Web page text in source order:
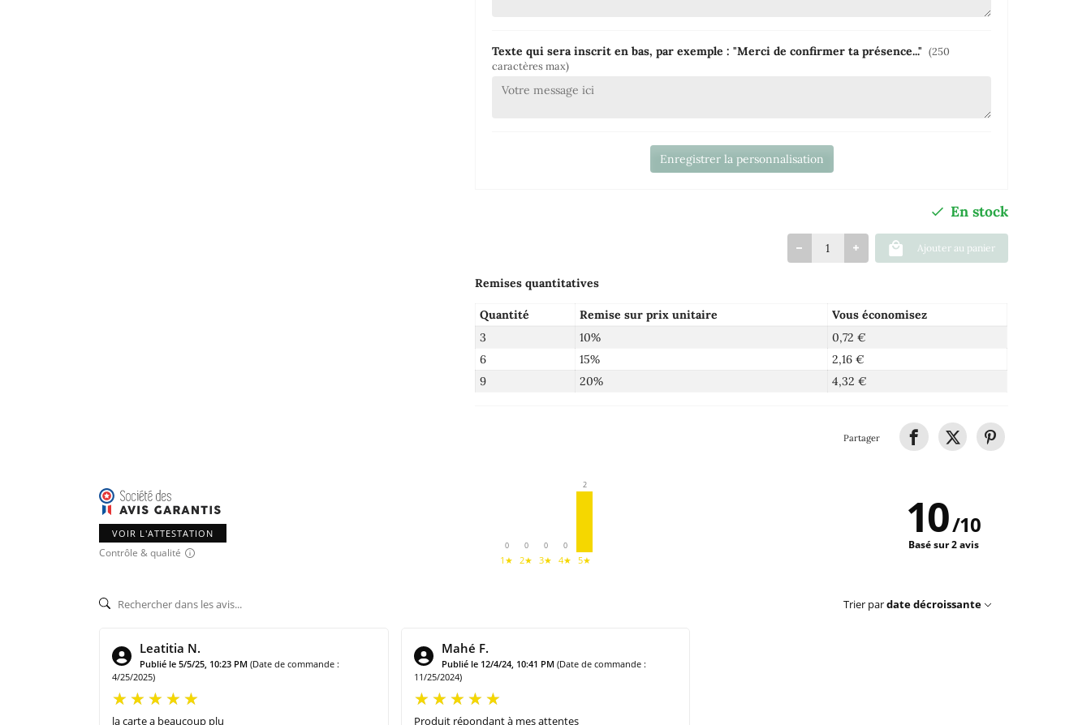
Texte qui sera inscrit en bas, par exemple : "Merci de confirmer ta présence..." (250
caractères max)
Enregistrer la personnalisation
En stock
Ajouter au panier
Remises quantitatives
Quantité Remise sur prix unitaire
Vous économisez
3
10%
0,72 €
6
15%
2,16 €
9
20% 4,32 €
Partager
VOIR L'ATTESTATION
Contrôle & qualité
0
1★
0
2★
0
3★
0
4★
2
5★
10/10
Basé sur 2 avis
Trier pardate décroissante
Leatitia N.
Publié le 5/5/25, 10:23 PM (Date de commande :
4/25/2025)
la carte a beaucoup plu
Mahé F.
Publié le 12/4/24, 10:41 PM (Date de commande :
11/25/2024)
Produit répondant à mes attentes